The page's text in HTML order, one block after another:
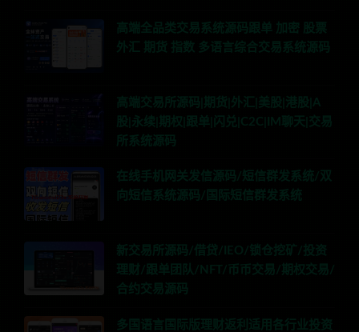
高端全品类交易系统源码跟单 加密 股票
外汇 期货 指数 多语言综合交易系统源码
高端交易所源码|期货|外汇|美股|港股|A
股|永续|期权|跟单|闪兑|C2C|IM聊天|交易
所系统源码
在线手机网关发信源码/短信群发系统/双
向短信系统源码/国际短信群发系统
新交易所源码/借贷/IEO/锁仓挖矿/投资
理财/跟单团队/NFT/币币交易/期权交易/
合约交易源码
多国语言国际版理财返利适用各行业投资